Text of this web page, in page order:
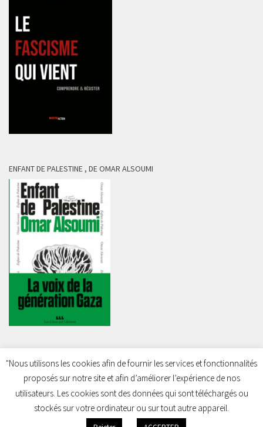
ENFANT DE PALESTINE , DE OMAR ALSOUMI
Charleroi Pour la Palestine © 2026. Tous droits réservés.
"Nous utilisons les cookies afin de fournir les services et fonctionnalités
proposés sur notre site et afin d’améliorer l’expérience de nos
utilisateurs. Les cookies sont des données qui sont téléchargés ou
stockés sur votre ordinateur ou sur tout autre appareil.